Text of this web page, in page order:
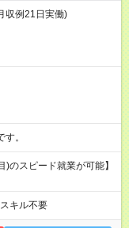
収例21日実働)
す。
のスピード就業が可能】
キル不要